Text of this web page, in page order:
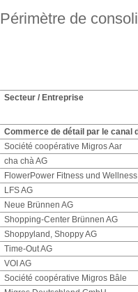
Périmètre de
Secteur / Entreprise
Commerce de détail par le canal
Société coopérative Migros Aar
cha chà AG
FlowerPower Fitness und Wellness
LFS AG
Neue Brünnen AG
Shopping-Center Brünnen AG
Shoppyland, Shoppy AG
Time-Out AG
VOI AG
Société coopérative Migros Bâle